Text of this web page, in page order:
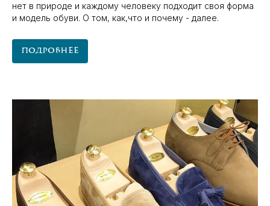
нет в природе и каждому человеку подходит своя форма
и модель обуви. О том, как,что и почему - далее.
Подробнее